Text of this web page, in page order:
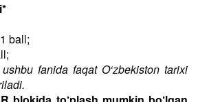
ball;
fanida faqat O‘zbekiston tarixi